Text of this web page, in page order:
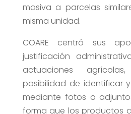
masiva a parcelas
misma unidad.
COARE centró sus
justificación
actuaciones
posibilidad de identificar
mediante fotos o
forma que los productos